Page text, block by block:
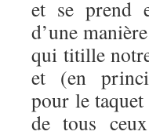
et se prend
d’une
qui titille
et (en
pour le taquet
de tous